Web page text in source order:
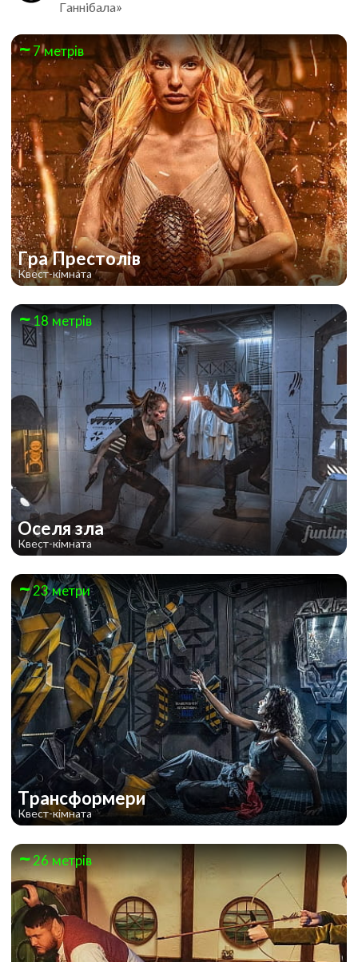
Ганнібала»
7 метрів
Гра Престолів
Квест-кімната
18 метрів
Оселя зла
Квест-кімната
23 метри
Трансформери
Квест-кімната
26 метрів